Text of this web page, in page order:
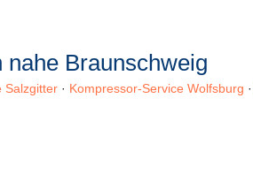
Braunschweig
Salzgitter · Kompressor-Service Wolfsburg ·